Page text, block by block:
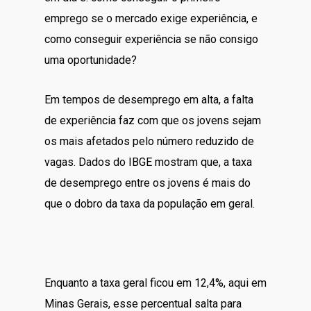
emprego se o mercado exige experiência, e
como conseguir experiência se não consigo
uma oportunidade?
Em tempos de desemprego em alta, a falta
de experiência faz com que os jovens sejam
os mais afetados pelo número reduzido de
vagas. Dados do IBGE mostram que, a taxa
de desemprego entre os jovens é mais do
que o dobro da taxa da população em geral.
Enquanto a taxa geral ficou em 12,4%, aqui em
Minas Gerais, esse percentual salta para